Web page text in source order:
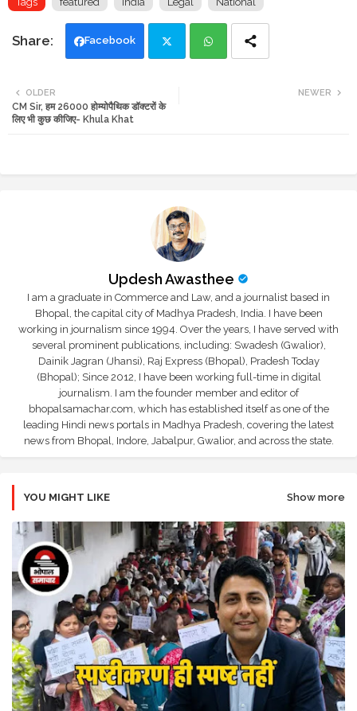
Facebook
tte
NEWER
OLDER
CM Sir, हम 26000 होम्योपैथिक डॉक्टरों के
लिए भी कुछ कीजिए- Khula Khat
Updesh Awasthee
I am a graduate in Commerce and Law, and a journalist based in
Bhopal, the capital city of Madhya Pradesh, India. I have been
working in journalism since 1994. Over the years, I have served with
several prominent publications, including: Swadesh (Gwalior),
Dainik Jagran (Jhansi), Raj Express (Bhopal), Pradesh Today
(Bhopal); Since 2012, I have been working full-time in digital
journalism. I am the founder member and editor of
bhopalsamachar.com, which has established itself as one of the
leading Hindi news portals in Madhya Pradesh, covering the latest
news from Bhopal, Indore, Jabalpur, Gwalior, and across the state.
YOU MIGHT LIKE Show more